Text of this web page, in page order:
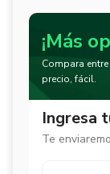
¡Más
Compara
precio, fácil.
Ingresa
Te